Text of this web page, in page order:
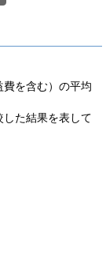
を含む）の平均
た結果を表して